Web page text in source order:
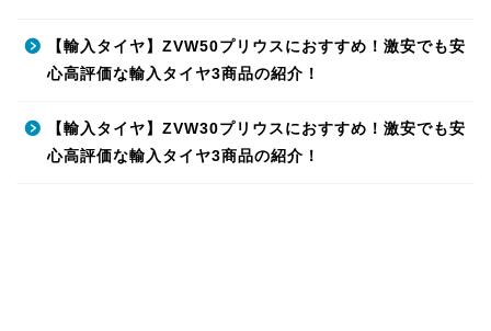
【輸入タイヤ】ZVW50プリウスにおすすめ！激安でも安
心高評価な輸入タイヤ3商品の紹介！
【輸入タイヤ】ZVW30プリウスにおすすめ！激安でも安
心高評価な輸入タイヤ3商品の紹介！